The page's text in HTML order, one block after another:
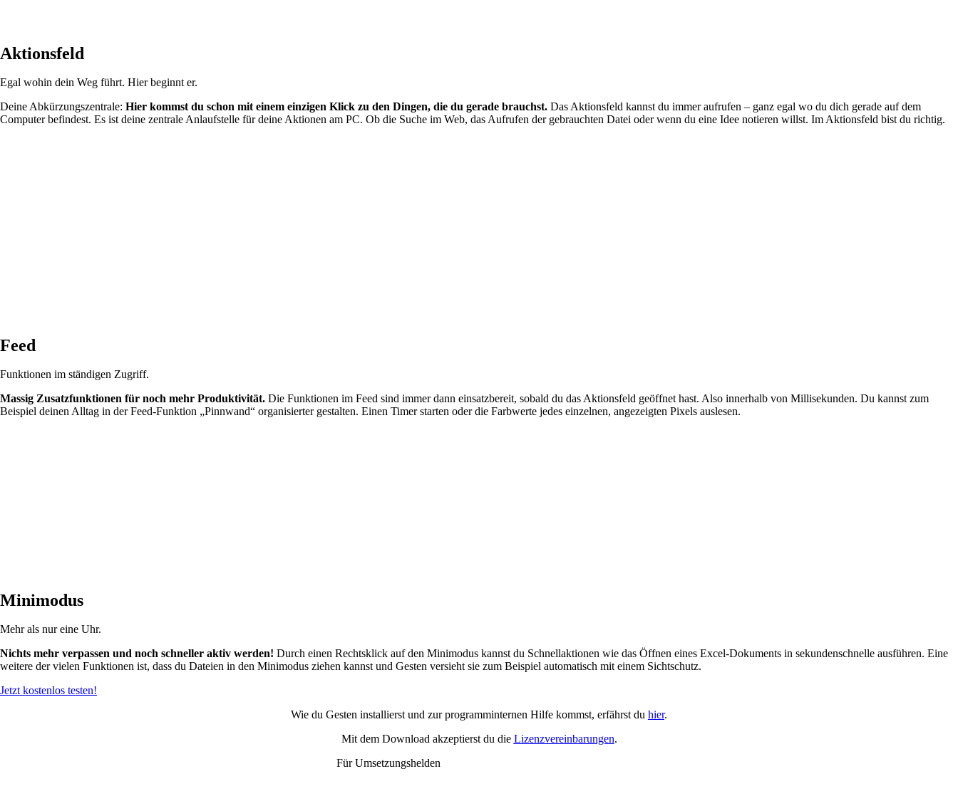
Aktionsfeld
Egal wohin dein Weg führt. Hier beginnt er.
Deine Abkürzungszentrale: Hier kommst du schon mit einem einzigen Klick zu den Dingen, die du gerade brauchst. Das Aktionsfeld kannst du immer aufrufen – ganz egal wo du dich gerade auf dem
Computer befindest. Es ist deine zentrale Anlaufstelle für deine Aktionen am PC. Ob die Suche im Web, das Aufrufen der gebrauchten Datei oder wenn du eine Idee notieren willst. Im Aktionsfeld bist du richtig.
Feed
Funktionen im ständigen Zugriff.
Massig Zusatzfunktionen für noch mehr Produktivität. Die Funktionen im Feed sind immer dann einsatzbereit, sobald du das Aktionsfeld geöffnet hast. Also innerhalb von Millisekunden. Du kannst zum
Beispiel deinen Alltag in der Feed-Funktion „Pinnwand“ organisierter gestalten. Einen Timer starten oder die Farbwerte jedes einzelnen, angezeigten Pixels auslesen.
Minimodus
Mehr als nur eine Uhr.
Nichts mehr verpassen und noch schneller aktiv werden! Durch einen Rechtsklick auf den Minimodus kannst du Schnellaktionen wie das Öffnen eines Excel-Dokuments in sekundenschnelle ausführen. Eine
weitere der vielen Funktionen ist, dass du Dateien in den Minimodus ziehen kannst und Gesten versieht sie zum Beispiel automatisch mit einem Sichtschutz.
Jetzt kostenlos testen!
Wie du Gesten installierst und zur programminternen Hilfe kommst, erfährst du hier.
Mit dem Download akzeptierst du die Lizenzvereinbarungen.
Für Umsetzungshelden